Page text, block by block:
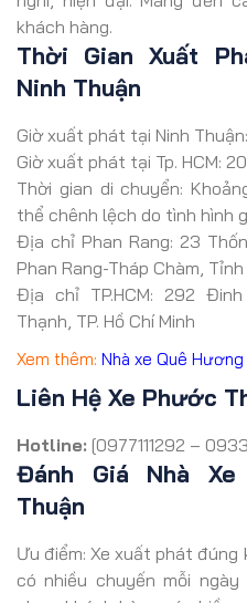
khách hàng.
Thời Gian Xuất
Ninh Thuận
Giờ xuất phát tại Ninh
Giờ xuất phát tại Tp. HCM:
Thời gian di chuyển:
thể chênh lệch do tình hình
Địa chỉ Phan Rang: 23
Phan Rang-Tháp Chàm,
Địa chỉ TP.HCM: 292
Thạnh, TP. Hồ Chí Minh
Xem thêm: Nhà xe Quê
Liên Hệ Xe Phước
Hotline: [0977111292 –
Đánh Giá Nhà
Thuận
Ưu điểm: Xe xuất phát
có nhiều chuyến mỗi